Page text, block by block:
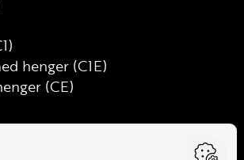
henger (C1E)
(CE)
(D1E)